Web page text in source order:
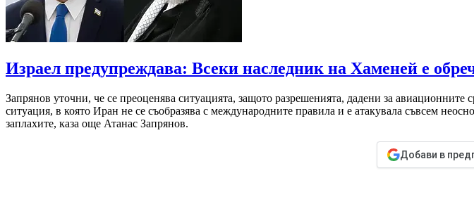
Израел предупреждава: Всеки наследник на Хаменей е
Запрянов уточни, че се преоценява ситуацията, защото разрешенията, дадени за
ситуация, в която Иран не се съобразява с международните правила и е атакувала съвсем
заплахите, каза още Атанас Запрянов.
Добави в